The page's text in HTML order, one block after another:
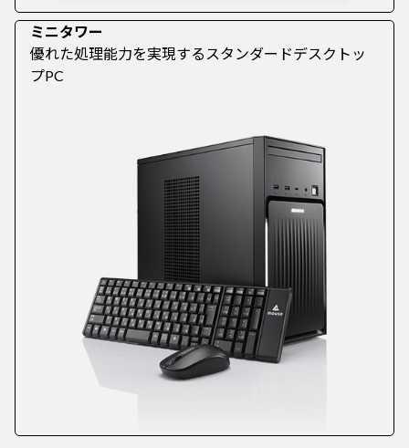
ミニタワー
優れた処理能力を実現するスタンダードデスクトッ
プPC